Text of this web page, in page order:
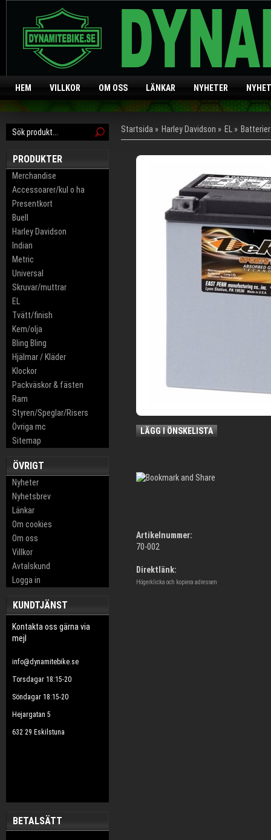
HEM VILLKOR OM OSS LÄNKAR NYHETER
PRODUKTER
Merchandise
Accessoarer/kul o ha
Presentkort
Buell
Harley Davidson
Indian
Metric
Universal
Skruvar/muttrar
EL
Tvätt/finish
Kem/olja
Bling Bling
Hjälmar / Kläder
Klockor
Packväskor & fästen
Ram
Styren/Speglar/Risers
Övriga mc
Sitemap
ÖVRIGT
Nyheter
Nyhetsbrev
Länkar
Om cookies
Om oss
Villkor
Avtalskund
Logga in
KUNDTJÄNST
Kontakta oss gärna via
mejl
info@dynamitebike.se
Torsdagar 18:15-20
Söndagar 18:15-20
Hejargatan 5
632 29 Eskilstuna
BETALSÄTT
Startsida » Harley Davidson » EL » Batterier
LÄGG I ÖNSKELISTA
Artikelnummer:
70-002
Direktlänk:
Högerklicka och kopiera adressen